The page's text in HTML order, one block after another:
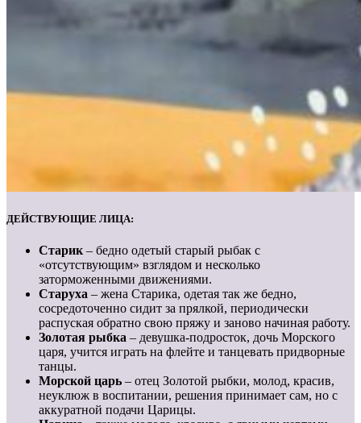
ДЕЙСТВУЮЩИЕ ЛИЦА:
Старик – бедно одетый старый рыбак с
«отсутствующим» взглядом и несколько
заторможенными движениями.
Старуха – жена Старика, одетая так же бедно,
сосредоточенно сидит за прялкой, периодически
распуская обратно свою пряжу и заново начиная работу.
Золотая рыбка – девушка-подросток, дочь Морского
царя, учится играть на флейте и танцевать придворные
танцы.
Морской царь – отец Золотой рыбки, молод, красив,
неуклюж в воспитании, решения принимает сам, но с
аккуратной подачи Царицы.